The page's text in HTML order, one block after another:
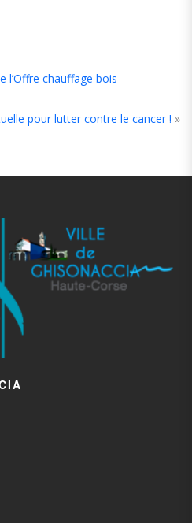
l’Offre chauffage bois
pour lutter contre le cancer ! »